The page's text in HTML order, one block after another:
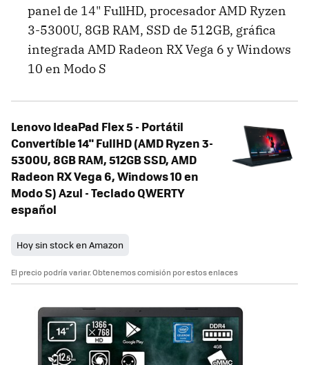
panel de 14" FullHD, procesador AMD Ryzen
3-5300U, 8GB RAM, SSD de 512GB, gráfica
integrada AMD Radeon RX Vega 6 y Windows
10 en Modo S
Lenovo IdeaPad Flex 5 - Portátil
Convertíble 14" FullHD (AMD Ryzen 3-
5300U, 8GB RAM, 512GB SSD, AMD
Radeon RX Vega 6, Windows 10 en
Modo S) Azul - Teclado QWERTY
español
Hoy sin stock en Amazon
El precio podría variar. Obtenemos comisión por estos enlaces